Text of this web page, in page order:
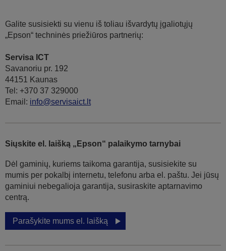
Galite susisiekti su vienu iš toliau išvardytų įgaliotųjų
„Epson“ techninės priežiūros partnerių:
Servisa ICT
Savanoriu pr. 192
44151 Kaunas
Tel: +370 37 329000
Email: info@servisaict.lt
Siųskite el. laišką „Epson“ palaikymo tarnybai
Dėl gaminių, kuriems taikoma garantija, susisiekite su
mumis per pokalbį internetu, telefonu arba el. paštu. Jei jūsų
gaminiui nebegalioja garantija, susiraskite aptarnavimo
centrą.
Parašykite mums el. laišką